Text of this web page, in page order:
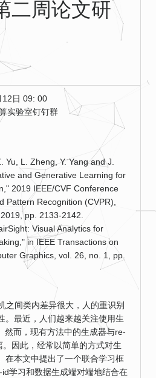
二周论文研
12日 09: 00
实验室钉钉群
Yu, L. Zheng, Y. Yang and J.
and Generative Learning for
2019 IEEE/CVF Conference
Pattern Recognition (CVPR),
pp. 2133-2142.
Visual Analytics for
in IEEE Transactions on
Graphics, vol. 26, no. 1, pp.
之间类内差异很大，人的重识别
。最近，人们越来越关注使用生
然而，现有方法中的生成器与re-
因此，经常以简单的方式对生
在本文中提出了一个联合学习框
学习和数据生成端对端地结合在